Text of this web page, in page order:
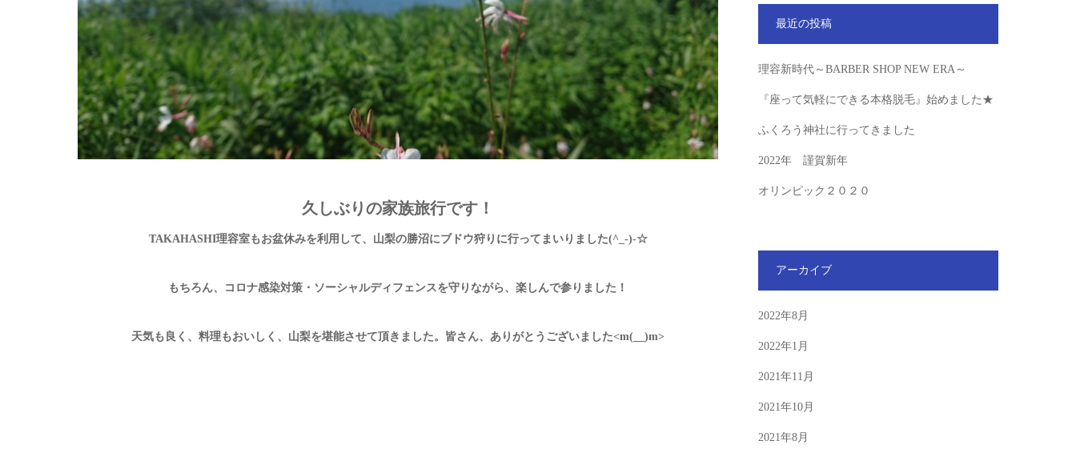
久しぶりの家族旅行です！
TAKAHASHI理容室もお盆休みを利用して、山梨の勝沼にブドウ狩りに行ってまいりました(^_-)-☆
もちろん、コロナ感染対策・ソーシャルディフェンスを守りながら、楽しんで参りました！
天気も良く、料理もおいしく、山梨を堪能させて頂きました。皆さん、ありがとうございました<m(__)m>
最近の投稿
理容新時代～BARBER SHOP NEW ERA～
『座って気軽にできる本格脱毛』始めました★
ふくろう神社に行ってきました
2022年 謹賀新年
オリンピック２０２０
アーカイブ
2022年8月
2022年1月
2021年11月
2021年10月
2021年8月